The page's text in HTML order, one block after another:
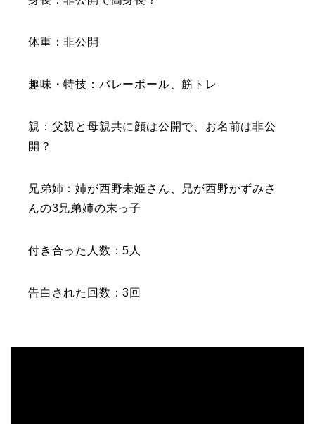
体重：非公開
趣味・特技：バレーボール、筋トレ
親：父親と母親共に顔は公開で、お名前は非公
開？
兄弟姉：姉が西野未姫さん、兄が西野かずみさ
んの3兄弟姉の末っ子
付き合った人数：5人
告白された回数：3回